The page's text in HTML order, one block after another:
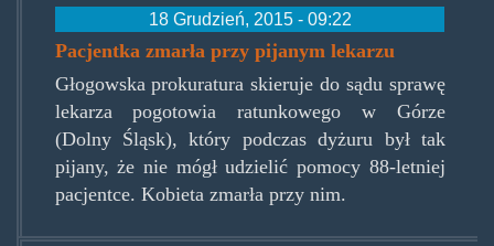
18 Grudzień, 2015 - 09:22
Pacjentka zmarła przy pijanym lekarzu
Głogowska prokuratura skieruje do sądu sprawę
lekarza pogotowia ratunkowego w Górze
(Dolny Śląsk), który podczas dyżuru był tak
pijany, że nie mógł udzielić pomocy 88-letniej
pacjentce. Kobieta zmarła przy nim.